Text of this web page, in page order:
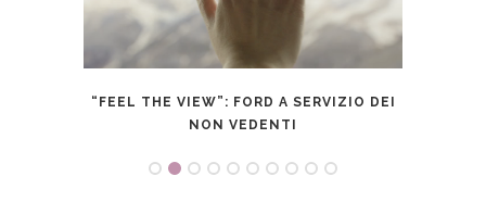
“FEEL THE VIEW”: FORD A SERVIZIO DEI
NON VEDENTI